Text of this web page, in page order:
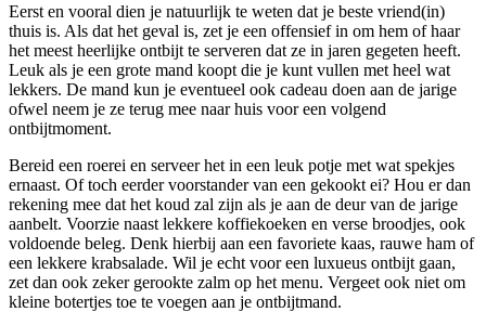
Eerst en vooral dien je natuurlijk te weten dat je beste vriend(in)
thuis is. Als dat het geval is, zet je een offensief in om hem of haar
het meest heerlijke ontbijt te serveren dat ze in jaren gegeten heeft.
Leuk als je een grote mand koopt die je kunt vullen met heel wat
lekkers. De mand kun je eventueel ook cadeau doen aan de jarige
ofwel neem je ze terug mee naar huis voor een volgend
ontbijtmoment.
Bereid een roerei en serveer het in een leuk potje met wat spekjes
ernaast. Of toch eerder voorstander van een gekookt ei? Hou er dan
rekening mee dat het koud zal zijn als je aan de deur van de jarige
aanbelt. Voorzie naast lekkere koffiekoeken en verse broodjes, ook
voldoende beleg. Denk hierbij aan een favoriete kaas, rauwe ham of
een lekkere krabsalade. Wil je echt voor een luxueus ontbijt gaan,
zet dan ook zeker gerookte zalm op het menu. Vergeet ook niet om
kleine botertjes toe te voegen aan je ontbijtmand.